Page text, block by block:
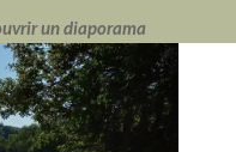
un diaporama